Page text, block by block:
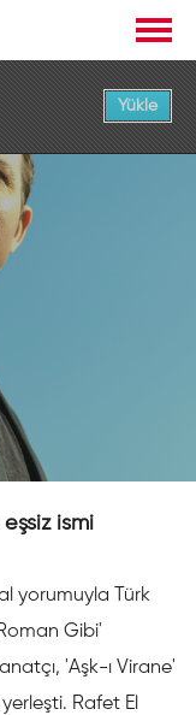
ismi
yorumuyla Türk
Gibi'
'Aşk-ı Virane'
Rafet El
Yükle